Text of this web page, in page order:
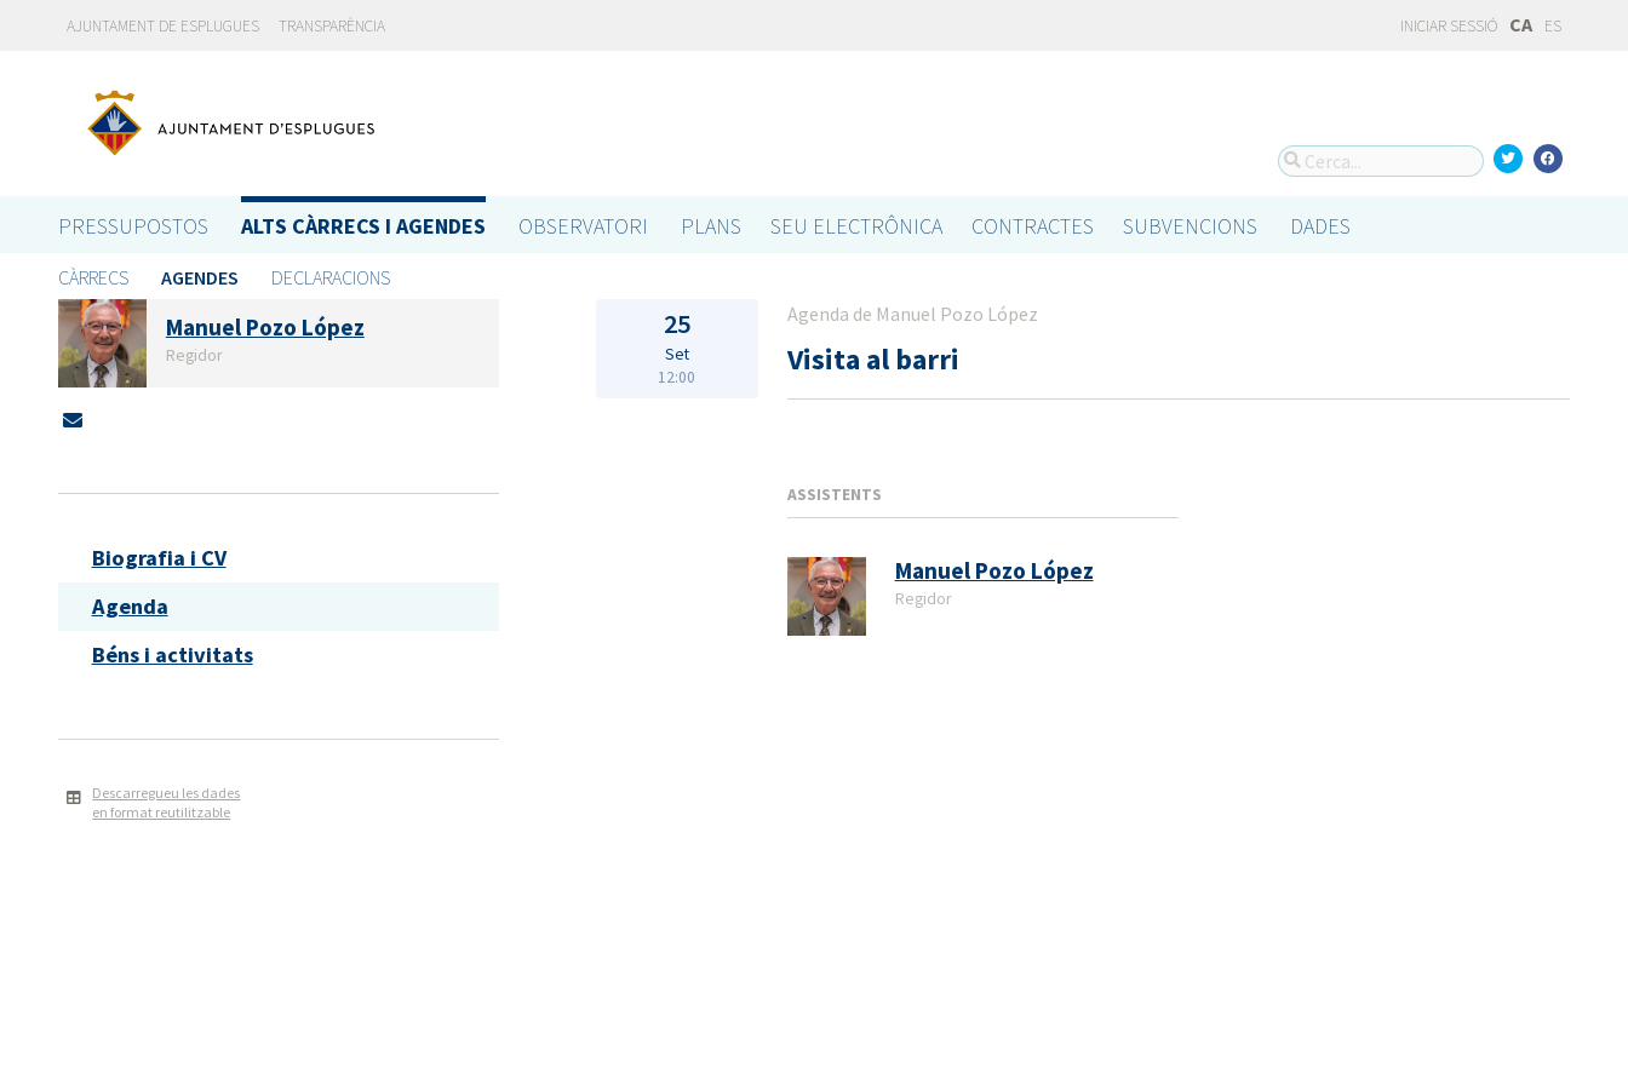
AJUNTAMENT DE ESPLUGUES TRANSPARÈNCIA INICIAR SESSIÓ CA ES
PRESSUPOSTOS ALTS CÀRRECS I AGENDES OBSERVATORI PLANS SEU ELECTRÔNICA CONTRACTES SUBVENCIONS DADES
CÀRRECS AGENDES DECLARACIONS
Manuel Pozo López
Regidor
Biografia i CV
Agenda
Béns i activitats
Descarregueu les dades
en format reutilitzable
25
Set
12:00
Agenda de Manuel Pozo López
Visita al barri
ASSISTENTS
Manuel Pozo López
Regidor